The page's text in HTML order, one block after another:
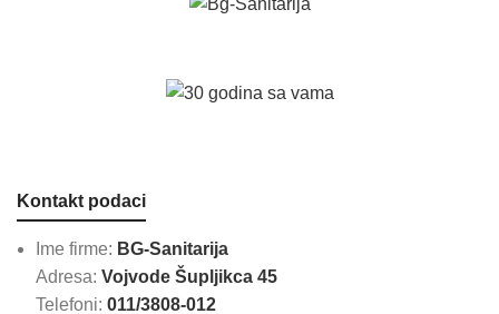
Kontakt podaci
Ime firme: BG-Sanitarija
Adresa: Vojvode Šupljikca 45
Telefoni: 011/3808-012